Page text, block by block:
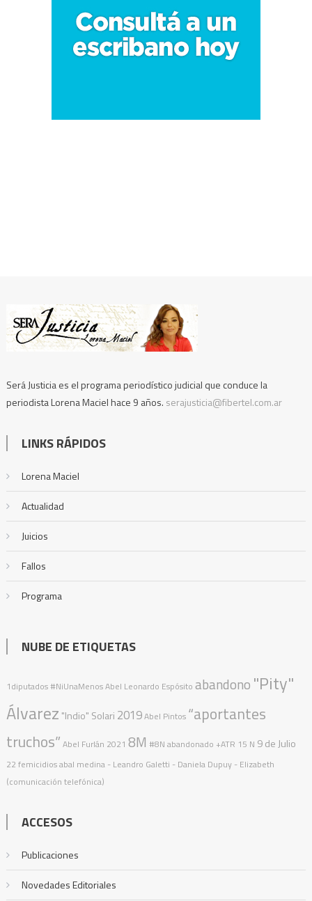
Será Justicia es el programa periodístico judicial que conduce la
periodista Lorena Maciel hace 9 años. serajusticia@fibertel.com.ar
LINKS RÁPIDOS
Lorena Maciel
Actualidad
Juicios
Fallos
Programa
NUBE DE ETIQUETAS
1diputados #NiUnaMenosAbel Leonardo Espósito abandono "Pity"
Álvarez "Indio" Solari 2019Abel Pintos “aportantes
truchos” Abel Furlán 2021 8M #8N abandonado +ATR 15 N 9 de Julio
22 femicidiosabal medina - Leandro Galetti - Daniela Dupuy - Elizabeth
(comunicación telefónica)
ACCESOS
Publicaciones
Novedades Editoriales